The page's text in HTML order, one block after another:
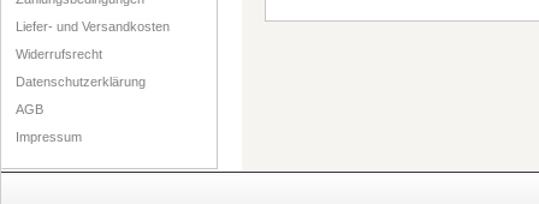
Liefer- und Versandkosten
Widerrufsrecht
Datenschutzerklärung
AGB
Impressum